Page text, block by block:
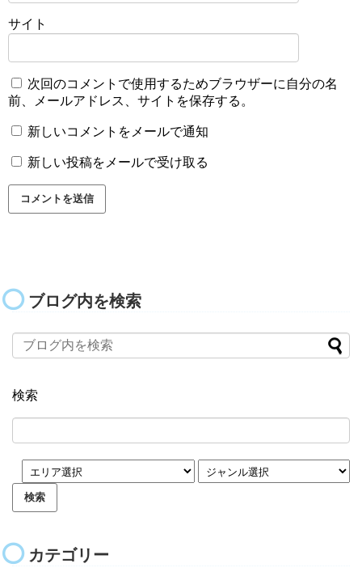
サイト
次回のコメントで使用するためブラウザーに自分の名
前、メールアドレス、サイトを保存する。
新しいコメントをメールで通知
新しい投稿をメールで受け取る
ブログ内を検索
検索
カテゴリー